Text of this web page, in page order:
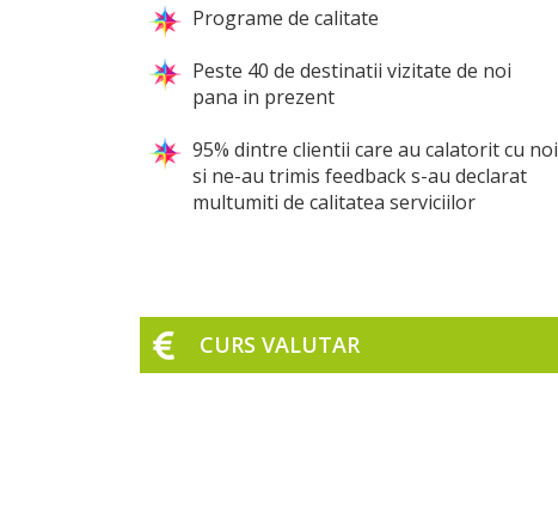
Programe de calitate
Peste 40 de destinatii vizitate de noi
pana in prezent
95% dintre clientii care au calatorit cu noi
si ne-au trimis feedback s-au declarat
multumiti de calitatea serviciilor
CURS VALUTAR